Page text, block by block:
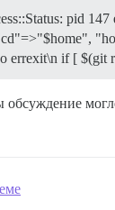
pid
o errexit\n if [
обсуждение